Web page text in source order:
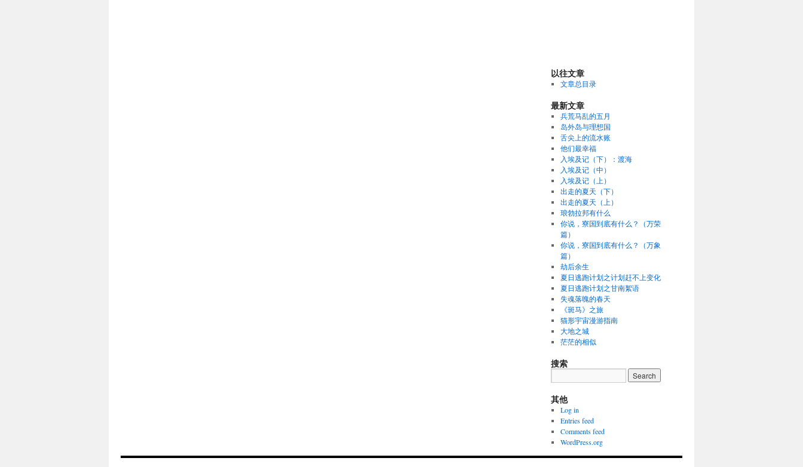
以往文章
文章总目录
最新文章
兵荒马乱的五月
岛外岛与理想国
舌尖上的流水账
他们最幸福
入埃及记（下）：渡海
入埃及记（中）
入埃及记（上）
出走的夏天（下）
出走的夏天（上）
琅勃拉邦有什么
你说，寮国到底有什么？（万荣
篇）
你说，寮国到底有什么？（万象
篇）
劫后余生
夏日逃跑计划之计划赶不上变化
夏日逃跑计划之甘南絮语
失魂落魄的春天
《斑马》之旅
猫形宇宙漫游指南
大地之城
茫茫的相似
搜索
其他
Log in
Entries feed
Comments feed
WordPress.org